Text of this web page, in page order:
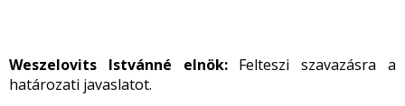
Weszelovits Istvánné elnök:Felteszi szavazásra a
határozati javaslatot.